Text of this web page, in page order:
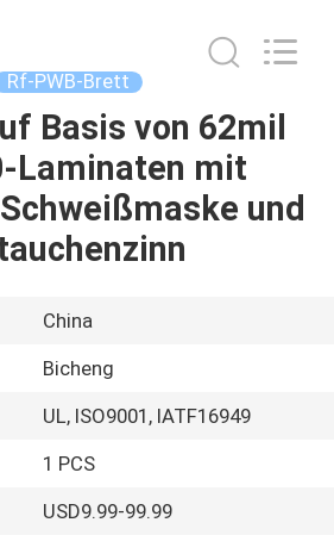
Rf-PWB-Brett
Basis von 62mil
Laminaten mit
und
China
Bicheng
UL, ISO9001, IATF16949
1 PCS
USD9.99-99.99